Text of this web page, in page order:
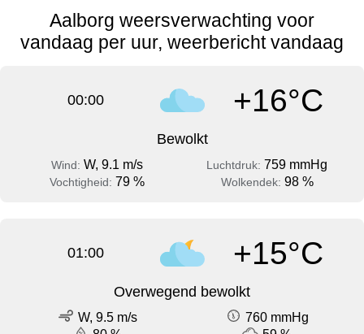
Aalborg weersverwachting voor
vandaag per uur, weerbericht vandaag
00:00 +16°C
Bewolkt
Wind: W, 9.1 m/s Luchtdruk: 759 mmHg
Vochtigheid: 79 % Wolkendek: 98 %
01:00 +15°C
Overwegend bewolkt
W, 9.5 m/s
760 mmHg